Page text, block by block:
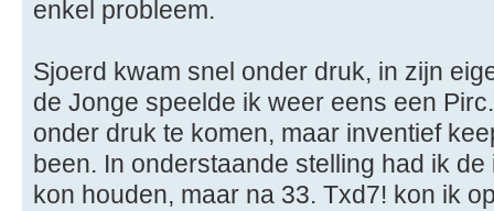
enkel probleem.
Sjoerd kwam snel onder druk, in zijn
de Jonge speelde ik weer eens een
onder druk te komen, maar inventief
been. In onderstaande stelling had ik
kon houden, maar na 33. Txd7! kon ik